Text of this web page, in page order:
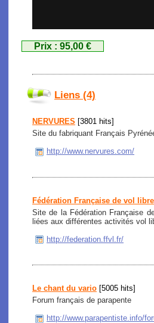
Prix : 95,00 €
Liens (4)
NERVURES [3801 hits]
Site du fabriquant Français
http://www.nervures.com/
Fédération Française de vol libre
Site de la Fédération Française
liées aux différentes activités vol
http://federation.ffvl.fr/
Le chant du vario [5005 hits]
Forum français de parapente
http://www.parapentiste.info/